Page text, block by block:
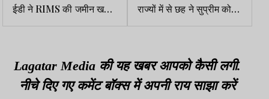
ईडी ने RIMS की जमीन खरीद
बिक्री के मामले में ECIR दर्ज
राज्यों में से छह ने सुप्रीम कोर्ट
के कारण बताओ नोटिस का
Lagatar Media की यह खबर आपको कैसी लगी.
नीचे दिए गए कमेंट बॉक्स में अपनी राय साझा करें